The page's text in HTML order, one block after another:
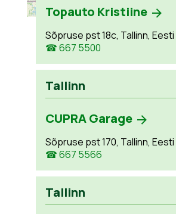
Leaflet
Topauto Kristiine
Sõpruse pst 18c, Tallinn, Eesti
☎ 667 5500
Tallinn
CUPRA Garage
Sõpruse pst 170, Tallinn, Eesti
☎ 667 5566
Tallinn